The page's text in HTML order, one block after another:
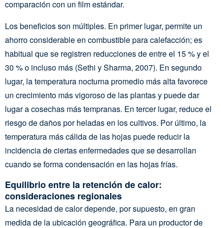
comparación con un film estándar.
Los beneficios son múltiples. En primer lugar, permite un
ahorro considerable en combustible para calefacción; es
habitual que se registren reducciones de entre el 15 % y el
30 % o incluso más (Sethi y Sharma, 2007). En segundo
lugar, la temperatura nocturna promedio más alta favorece
un crecimiento más vigoroso de las plantas y puede dar
lugar a cosechas más tempranas. En tercer lugar, reduce el
riesgo de daños por heladas en los cultivos. Por último, la
temperatura más cálida de las hojas puede reducir la
incidencia de ciertas enfermedades que se desarrollan
cuando se forma condensación en las hojas frías.
Equilibrio entre la retención de calor:
consideraciones regionales
La necesidad de calor depende, por supuesto, en gran
medida de la ubicación geográfica. Para un productor de